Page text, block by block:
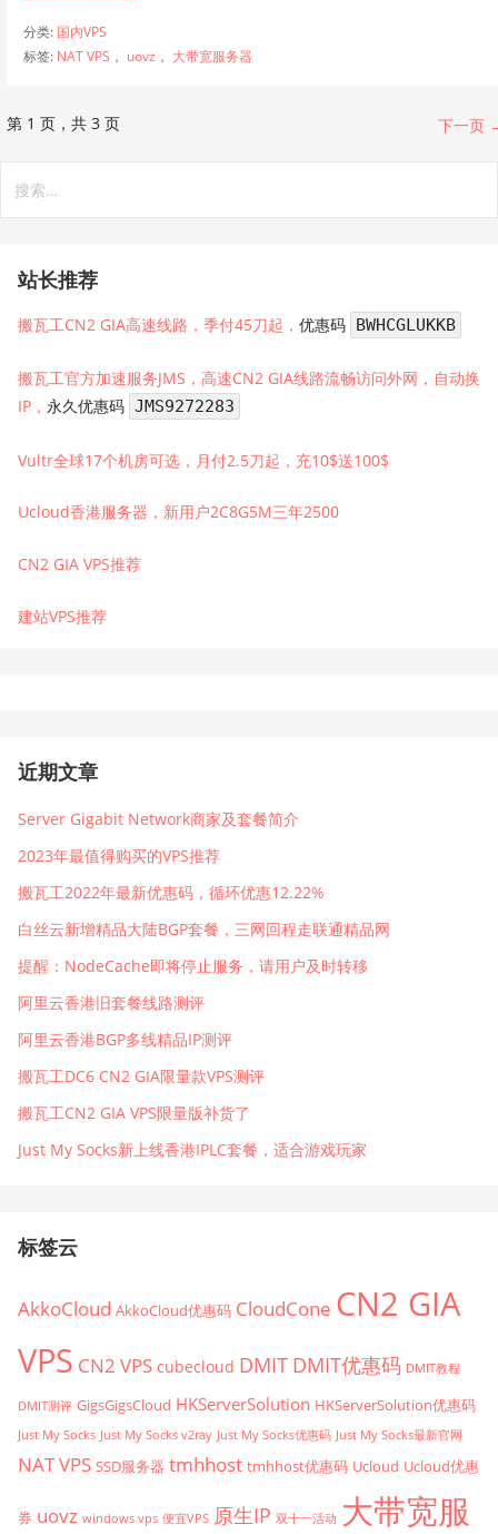
分类: 国内VPS
标签: NAT VPS ， uovz ， 大带宽服务器
文
章
航
第 1 页，共 3 页 下一页
索：
站长推荐
搬瓦工CN2 GIA高速线路，季付45刀起， 优惠码 BWHCGLUKKB
搬瓦工官方加速服务JMS，高速CN2 GIA线路流畅访问外网，自动换
IP， 永久优惠码 JMS9272283
Vultr全球17个机房可选，月付2.5刀起，充10$送100$
Ucloud香港服务器，新用户2C8G5M三年2500
CN2 GIA VPS推荐
建站VPS推荐
近期文章
Server Gigabit Network商家及套餐简介
2023年最值得购买的VPS推荐
搬瓦工2022年最新优惠码，循环优惠12.22%
白丝云新增精品大陆BGP套餐，三网回程走联通精品网
提醒：NodeCache即将停止服务，请用户及时转移
阿里云香港旧套餐线路测评
阿里云香港BGP多线精品IP测评
搬瓦工DC6 CN2 GIA限量款VPS测评
搬瓦工CN2 GIA VPS限量版补货了
Just My Socks新上线香港IPLC套餐，适合游戏玩家
标签云
AkkoCloud AkkoCloud优惠码 CloudCone CN2 GIA
VPS CN2 VPS cubecloud DMIT DMIT优惠码 DMIT教程
DMIT测评 GigsGigsCloud HKServerSolution HKServerSolution优惠码
Just My Socks Just My Socks v2ray Just My Socks优惠码 Just My Socks最新官网
NAT VPS SSD服务器 tmhhost tmhhost优惠码 Ucloud Ucloud优惠
券 uovz windows vps 便宜VPS 原生IP 双十一活动 大带宽服